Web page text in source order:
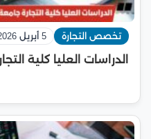
تخصص التجارة 5 أبريل 2026
الدراسات العليا كلية